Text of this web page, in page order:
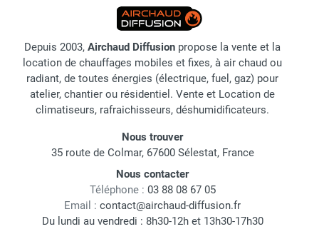
Depuis 2003, Airchaud Diffusion propose la vente et la
location de chauffages mobiles et fixes, à air chaud ou
radiant, de toutes énergies (électrique, fuel, gaz) pour
atelier, chantier ou résidentiel. Vente et Location de
climatiseurs, rafraichisseurs, déshumidificateurs.
Nous trouver
35 route de Colmar, 67600 Sélestat, France
Nous contacter
Téléphone : 03 88 08 67 05
Email : contact@airchaud-diffusion.fr
Du lundi au vendredi : 8h30-12h et 13h30-17h30